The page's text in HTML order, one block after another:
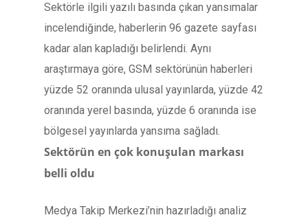
Sektörle ilgili yazılı basında çıkan yansımalar
incelendiğinde, haberlerin 96 gazete sayfası
kadar alan kapladığı belirlendi. Aynı
araştırmaya göre, GSM sektörünün haberleri
yüzde 52 oranında ulusal yayınlarda, yüzde 42
oranında yerel basında, yüzde 6 oranında ise
bölgesel yayınlarda yansıma sağladı.
Sektörün en çok konuşulan markası
belli oldu
Medya Takip Merkezi’nin hazırladığı analiz